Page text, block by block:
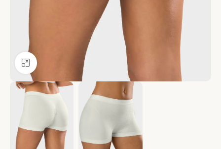
Ver más grande